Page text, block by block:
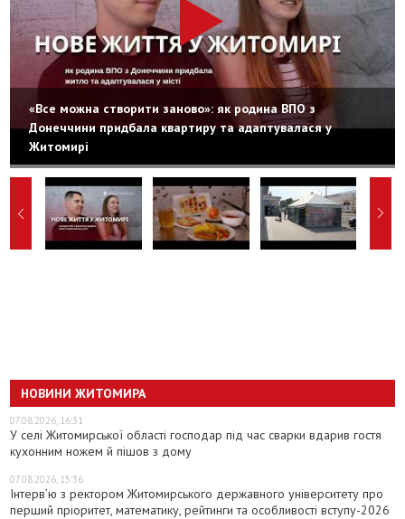
«Все можна створити заново»: як родина ВПО з
Донеччини придбала квартиру та адаптувалася у
Житомирі
НОВИНИ ЖИТОМИРА
07.08.2026, 16:31
У селі Житомирської області господар під час сварки вдарив гостя
кухонним ножем й пішов з дому
07.08.2026, 15:36
Інтерв’ю з ректором Житомирського державного університету про
перший пріоритет, математику, рейтинги та особливості вступу-2026